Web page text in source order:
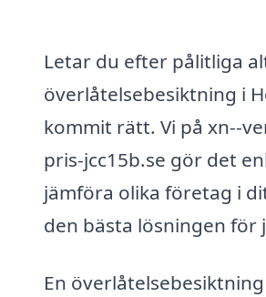
Letar du efter pålitliga
överlåtelsebesiktning i
kommit rätt. Vi på xn--
pris-jcc15b.se gör det
jämföra olika företag i
den bästa lösningen för
En